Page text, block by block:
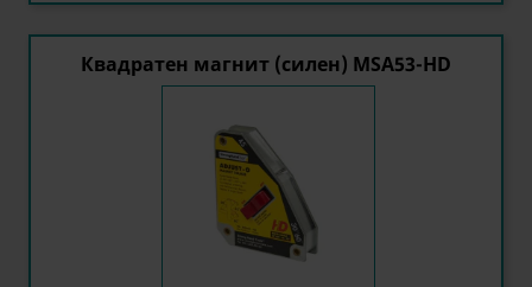
Квадратен магнит (силен) MSA53-HD